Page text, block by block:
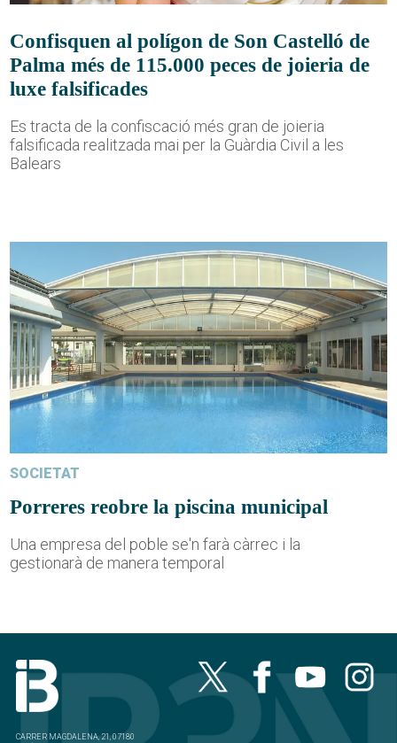
Confisquen al polígon de Son Castelló de
Palma més de 115.000 peces de joieria de
luxe falsificades
Es tracta de la confiscació més gran de joieria
falsificada realitzada mai per la Guàrdia Civil a les
Balears
SOCIETAT
Porreres reobre la piscina municipal
Una empresa del poble se'n farà càrrec i la
gestionarà de manera temporal
CARRER MAGDALENA, 21, 07180